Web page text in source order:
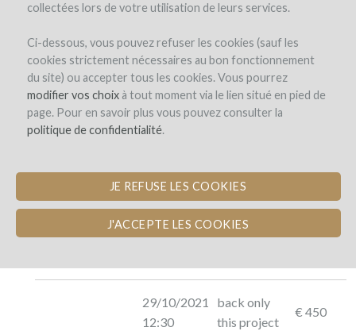
collectées lors de votre utilisation de leurs services.
Ci-dessous, vous pouvez refuser les cookies (sauf les
cookies strictement nécessaires au bon fonctionnement
du site) ou accepter tous les cookies. Vous pourrez
modifier vos choixà tout moment via le lien situé en pied de
page. Pour en savoir plus vous pouvez consulter la
politique de confidentialité.
JE REFUSE LES COOKIES
J'ACCEPTE LES COOKIES
Les Longues Vignes
CELLAR EQUIPMENT FOR THE FIRST
WINE FROM BRITTANY
29/10/2021
12:30
back only
this project
€ 450